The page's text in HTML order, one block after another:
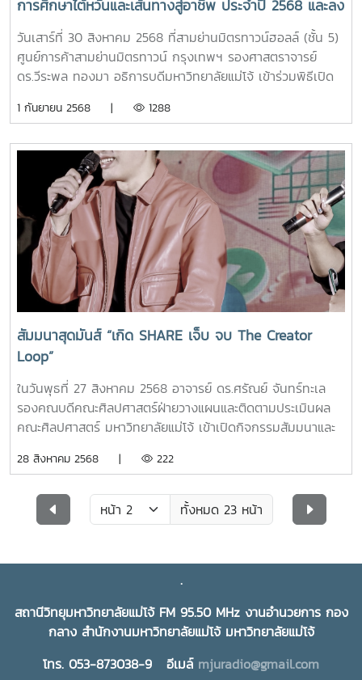
การศึกษาไต้หวันและเส้นทางสู่อาชีพ ประจำปี 2568 และลง
นามความร่วมมือด้านวิชาการด้านการศึกษากับ
มหาวิทยาลัยในไต้หวัน
วันเสาร์ที่ 30 สิงหาคม 2568 ที่สามย่านมิตรทาวน์ฮอลล์ (ชั้น 5)
ศูนย์การค้าสามย่านมิตรทาวน์ กรุงเทพฯ รองศาสตราจารย์
ดร.วีระพล ทองมา อธิการบดีมหาวิทยาลัยแม่โจ้ เข้าร่วมพิธีเปิด
2568 และลงนามความร่วมมือด้านวิชาการด้านการศึกษากับ
Pingtung University of Science and Technology 2.
National Chung Hsing University 3. National Sun Yat-
sen Universityโดยการจัดงานดังกล่าวมีวัตถุประสงค์เพื่อเสริม
สร้างความร่วมมือด้านการศึกษาไต้หวันและไทย ส่งเสริมการแลก
เปลี่ยนระหว่างภาคการศึกษากับภาคอุตสาหกรรม ตลอดจนยก
ระดับการรับรู้เกี่ยวกับการศึกษาระดับอุดมศึกษาของไต้หวันใน
ประเทศไทย โดยมีมหาวิทยาลัยจากไต้หวันเข้าร่วมทั้งสิ้น 39 แห่ง
และมีบริษัทไต้หวัน 12 แห่ง มาตั้งบูธรับสมัครคนไทยเข้าทำงาน
ข่าว/ภาพ : งานประสานงาน (สป.อว. กรุงเทพฯ) กองกลาง
1 กันยายน 2568 | 1288
สัมมนาสุดมันส์ “เกิด SHARE เจ็บ จบ The Creator
Loop”
ในวันพุธที่ 27 สิงหาคม 2568 อาจารย์ ดร.ศรัณย์ จันทร์ทะเล
รองคณบดีคณะศิลปศาสตร์ฝ่ายวางแผนและติดตามประเมินผล
คณะศิลปศาสตร์ มหาวิทยาลัยแม่โจ้ เข้าเปิดกิจกรรมสัมมนาและ
SHARE เจ็บ จบ The Creator Loop เส้นทางนักสร้างสรรค์”
มหาวิทยาลัยแม่โจ้ ณ ห้องประชุม ศูนย์การศึกษาและฝึกอบรม
นานาชาติ มหาวิทยาลัยแม่โจ้งานสัมมนาดังกล่าวจัดขึ้นเพื่อให้
ปฏิบัติการจริง พร้อมทั้งเปิดประสบการณ์จริงที่เปลี่ยน
“อุปสรรค” ให้กลายเป็น “ขั้นบันไดสู่ความสำเร็จ” โดยครีเอเตอร์
มากฝีมือ 3 ท่าน ได้แก่1.คุณพ้อยท์ ชลวิทย์ มีทองคำ (นักแสดง
ช่อง ONE31) – ตัวแทนสายบันเทิง เล่ามุมมองการสร้างผลงาน
จากหน้ากล้องสู่ใจคนดู2.คุณเติร์ก รัชกฤต ปริยปุณยภา (Turk
TK) – ครีเอเตอร์สายคอนเทนต์ภาษาอังกฤษ ที่จะพาคุณไต่บันได
28 สิงหาคม 2568 | 222
ทั้งหมด 23 หน้า
.
สถานีวิทยุมหาวิทยาลัยแม่โจ้ FM 95.50 MHz งานอำนวยการ กอง
กลาง สำนักงานมหาวิทยาลัยแม่โจ้ มหาวิทยาลัยแม่โจ้
โทร. 053-873038-9 อีเมล์ mjuradio@gmail.com